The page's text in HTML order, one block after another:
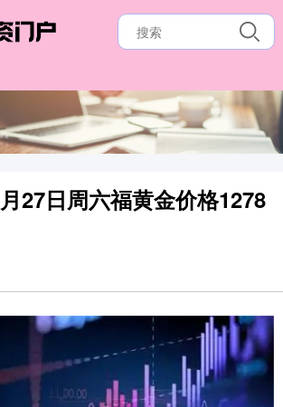
27日周六福黄金价格1278